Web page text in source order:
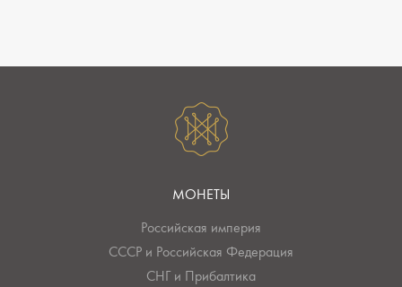
МОНЕТЫ
Российская империя
СССР и Российская Федерация
СНГ и Прибалтика